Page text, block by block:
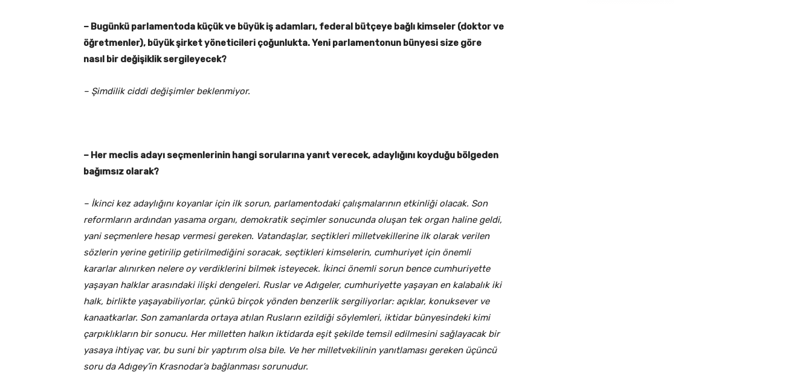
– Bugünkü parlamentoda küçük ve büyük iş adamları, federal bütçeye bağlı kimseler (doktor ve
öğretmenler), büyük şirket yöneticileri çoğunlukta. Yeni parlamentonun bünyesi size göre
nasıl bir değişiklik sergileyecek?
– Şimdilik ciddi değişimler beklenmiyor.
– Her meclis adayı seçmenlerinin hangi sorularına yanıt verecek, adaylığını koyduğu bölgeden
bağımsız olarak?
– İkinci kez adaylığını koyanlar için ilk sorun, parlamentodaki çalışmalarının etkinliği olacak. Son
reformların ardından yasama organı, demokratik seçimler sonucunda oluşan tek organ haline geldi,
yani seçmenlere hesap vermesi gereken. Vatandaşlar, seçtikleri milletvekillerine ilk olarak verilen
sözlerin yerine getirilip getirilmediğini soracak, seçtikleri kimselerin, cumhuriyet için önemli
kararlar alınırken nelere oy verdiklerini bilmek isteyecek. İkinci önemli sorun bence cumhuriyette
yaşayan halklar arasındaki ilişki dengeleri. Ruslar ve Adıgeler, cumhuriyette yaşayan en kalabalık iki
halk, birlikte yaşayabiliyorlar, çünkü birçok yönden benzerlik sergiliyorlar: açıklar, konuksever ve
kanaatkarlar. Son zamanlarda ortaya atılan Rusların ezildiği söylemleri, iktidar bünyesindeki kimi
çarpıklıkların bir sonucu. Her milletten halkın iktidarda eşit şekilde temsil edilmesini sağlayacak bir
yasaya ihtiyaç var, bu suni bir yaptırım olsa bile. Ve her milletvekilinin yanıtlaması gereken üçüncü
soru da Adıgey’in Krasnodar’a bağlanması sorunudur.